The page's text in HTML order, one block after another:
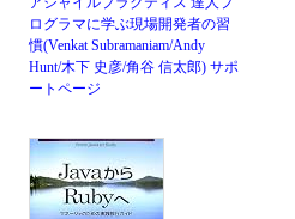
ログラマに学ぶ現場開発者の習
慣(Venkat Subramaniam/Andy
Hunt/木下 史彦/角谷 信太郎) サポ
ートページ